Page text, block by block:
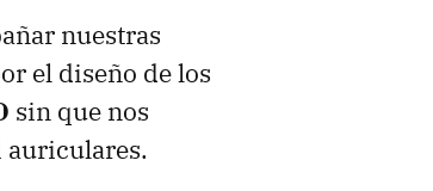
nuestras
el diseño de los
sin que nos
auriculares.